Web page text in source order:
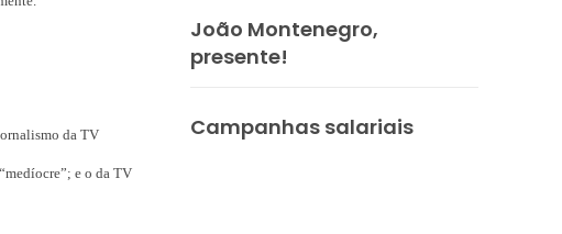
da TV
e o da TV
João Montenegro,
presente!
Campanhas salariais